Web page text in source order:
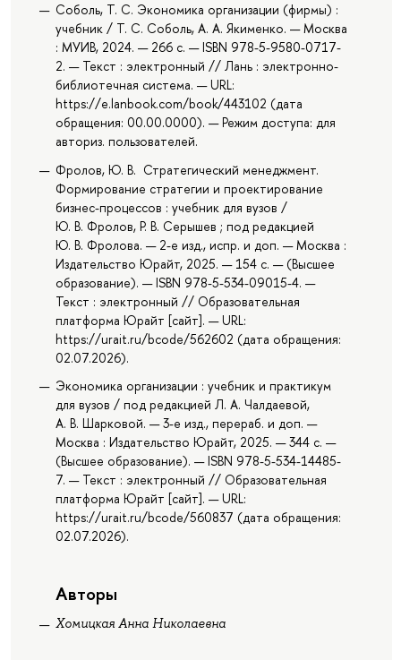
Соболь, Т. С. Экономика организации (фирмы) :
учебник / Т. С. Соболь, А. А. Якименко. — Москва
: МУИВ, 2024. — 266 с. — ISBN 978-5-9580-0717-
2. — Текст : электронный // Лань : электронно-
библиотечная система. — URL:
https://e.lanbook.com/book/443102 (дата
обращения: 00.00.0000). — Режим доступа: для
авториз. пользователей.
Фролов, Ю. В. Стратегический менеджмент.
Формирование стратегии и проектирование
бизнес-процессов : учебник для вузов /
Ю. В. Фролов, Р. В. Серышев ; под редакцией
Ю. В. Фролова. — 2-е изд., испр. и доп. — Москва :
Издательство Юрайт, 2025. — 154 с. — (Высшее
образование). — ISBN 978-5-534-09015-4. —
Текст : электронный // Образовательная
платформа Юрайт [сайт]. — URL:
https://urait.ru/bcode/562602 (дата обращения:
02.07.2026).
Экономика организации : учебник и практикум
для вузов / под редакцией Л. А. Чалдаевой,
А. В. Шарковой. — 3-е изд., перераб. и доп. —
Москва : Издательство Юрайт, 2025. — 344 с. —
(Высшее образование). — ISBN 978-5-534-14485-
7. — Текст : электронный // Образовательная
платформа Юрайт [сайт]. — URL:
https://urait.ru/bcode/560837 (дата обращения:
02.07.2026).
Авторы
Хомицкая Анна Николаевна